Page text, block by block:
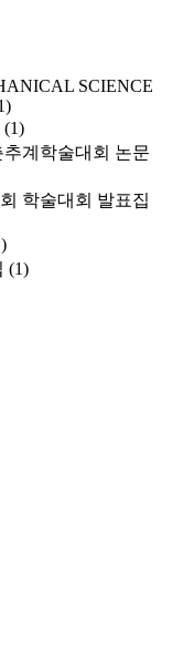
SCIENCE
(1)
계학술대회 논문
학술대회 발표집
(1)